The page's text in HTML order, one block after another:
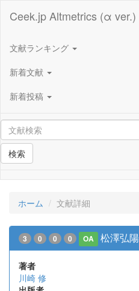
Ceek.jp Altmetrics (α ver.)
文献ランキング
新着文献
新着投稿
検索
ホーム 文献詳細
3 0 0 0 OA 松澤弘
著者
川崎 修